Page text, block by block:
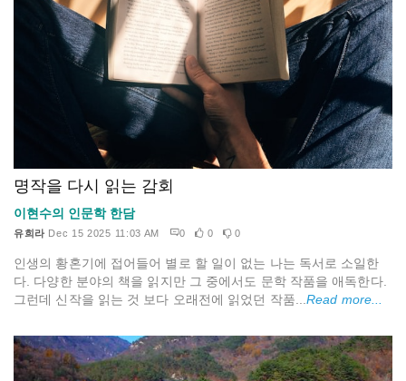
명작을 다시 읽는 감회
이현수의 인문학 한담
유희라 Dec 15 2025 11:03 AM 0 0 0
인생의 황혼기에 접어들어 별로 할 일이 없는 나는 독서로 소일한
다. 다양한 분야의 책을 읽지만 그 중에서도 문학 작품을 애독한다.
그런데 신작을 읽는 것 보다 오래전에 읽었던 작품... Read more...